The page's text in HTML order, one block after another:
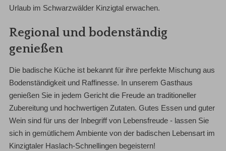
Urlaub im Schwarzwälder Kinzigtal erwachen.
Regional und bodenständig
genießen
Die badische Küche ist bekannt für ihre perfekte Mischung aus
Bodenständigkeit und Raffinesse. In unserem Gasthaus
genießen Sie in jedem Gericht die Freude an traditioneller
Zubereitung und hochwertigen Zutaten. Gutes Essen und guter
Wein sind für uns der Inbegriff von Lebensfreude - lassen Sie
sich in gemütlichem Ambiente von der badischen Lebensart im
Kinzigtaler Haslach-Schnellingen begeistern!